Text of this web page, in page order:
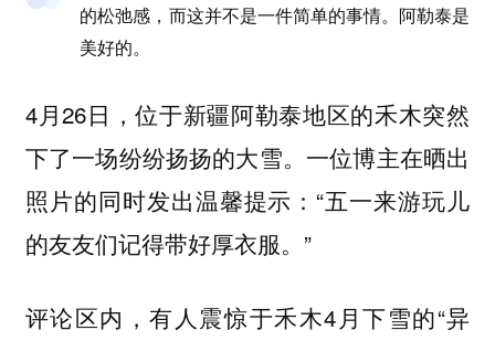
的松弛感，而这并不是一件简单的事情。阿勒泰是
美好的。
4月26日，位于新疆阿勒泰地区的禾木突然
下了一场纷纷扬扬的大雪。一位博主在晒出
照片的同时发出温馨提示：“五一来游玩儿
的友友们记得带好厚衣服。”
评论区内，有人震惊于禾木4月下雪的“异